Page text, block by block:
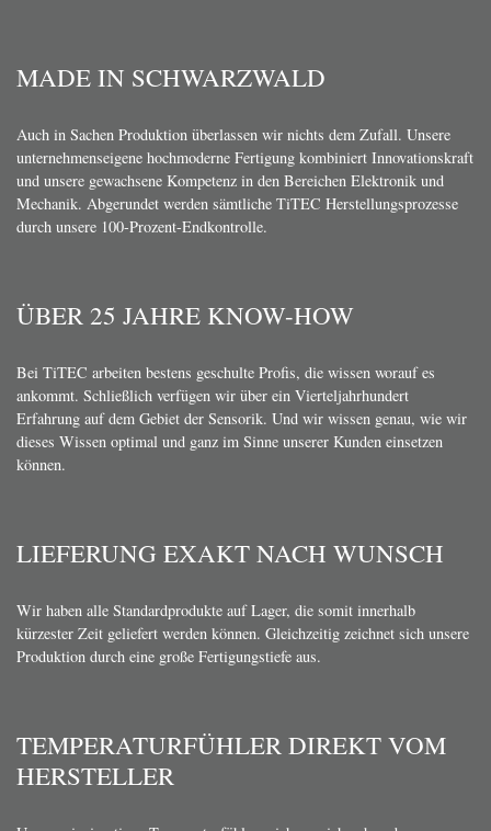
MADE IN SCHWARZWALD
Auch in Sachen Produktion überlassen wir nichts dem Zufall. Unsere
unternehmenseigene hochmoderne Fertigung kombiniert Innovationskraft
und unsere gewachsene Kompetenz in den Bereichen Elektronik und
Mechanik. Abgerundet werden sämtliche TiTEC Herstellungsprozesse
durch unsere 100-Prozent-Endkontrolle.
ÜBER 25 JAHRE KNOW-HOW
Bei TiTEC arbeiten bestens geschulte Profis, die wissen worauf es
ankommt. Schließlich verfügen wir über ein Vierteljahrhundert
Erfahrung auf dem Gebiet der Sensorik. Und wir wissen genau, wie wir
dieses Wissen optimal und ganz im Sinne unserer Kunden einsetzen
können.
LIEFERUNG EXAKT NACH WUNSCH
Wir haben alle Standardprodukte auf Lager, die somit innerhalb
kürzester Zeit geliefert werden können. Gleichzeitig zeichnet sich unsere
Produktion durch eine große Fertigungstiefe aus.
TEMPERATURFÜHLER DIREKT VOM
HERSTELLER